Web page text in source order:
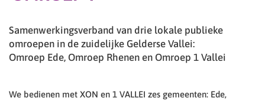
Samenwerkingsverband van drie lokale publieke
omroepen in de zuidelijke Gelderse Vallei:
Omroep Ede, Omroep Rhenen en Omroep 1 Vallei
We bedienen met XON en 1 VALLEI zes gemeenten: Ede,